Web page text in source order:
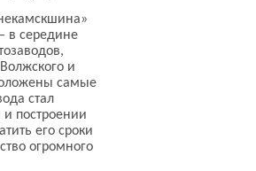
в середине
и
самые
стал
построении
его сроки
огромного